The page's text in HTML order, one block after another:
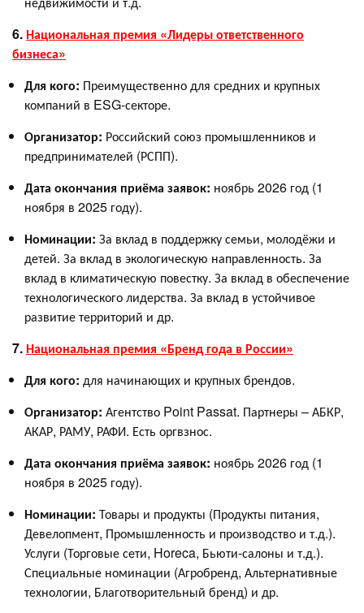
6.Национальная премия «Лидеры ответственного
бизнеса»
Для кого: Преимущественно для средних и крупных
компаний в ESG-секторе.
Организатор: Российский союз промышленников и
предпринимателей (РСПП).
Дата окончания приёма заявок: ноябрь 2026 год (1
ноября в 2025 году).
Номинации: За вклад в поддержку семьи, молодёжи и
детей. За вклад в экологическую направленность. За
вклад в климатическую повестку. За вклад в обеспечение
технологического лидерства. За вклад в устойчивое
развитие территорий и др.
7.Национальная премия «Бренд года в России»
Для кого: для начинающих и крупных брендов.
Организатор: Агентство Point Passat. Партнеры – АБКР,
АКАР, РАМУ, РАФИ. Есть оргвзнос.
Дата окончания приёма заявок: ноябрь 2026 год (1
ноября в 2025 году).
Номинации: Товары и продукты (Продукты питания,
Девелопмент, Промышленность и производство и т.д.).
Услуги (Торговые сети, Horeca, Бьюти-салоны и т.д.).
Специальные номинации (Агробренд, Альтернативные
технологии, Благотворительный бренд) и др.